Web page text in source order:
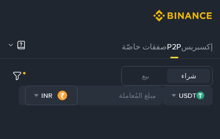
إكسبريسP2Pصفقات خاصّة
شراء بيع
USDT
INR